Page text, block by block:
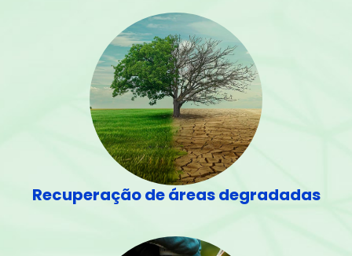
Recuperação de áreas degradadas